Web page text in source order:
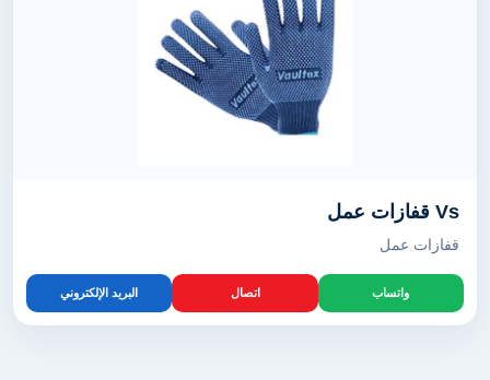
Vs قفازات عمل
قفازات عمل
واتساب اتصال البريد الإلكتروني